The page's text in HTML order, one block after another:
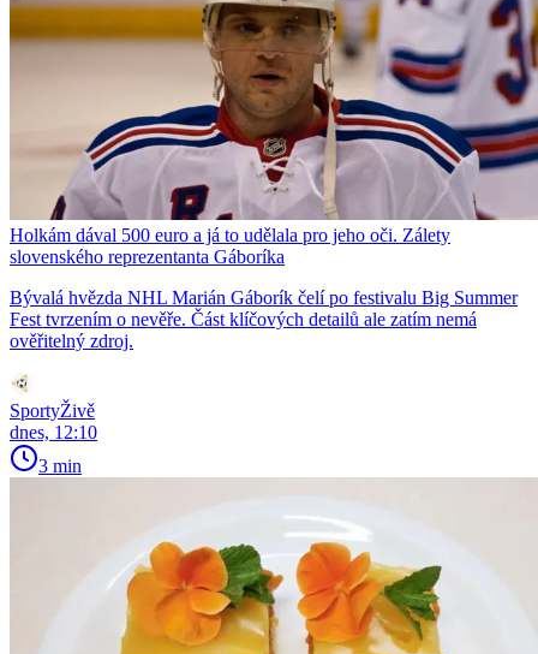
Holkám dával 500 euro a já to udělala pro jeho oči. Zálety
slovenského reprezentanta Gáboríka
Bývalá hvězda NHL Marián Gáborík čelí po festivalu Big Summer
Fest tvrzením o nevěře. Část klíčových detailů ale zatím nemá
ověřitelný zdroj.
SportyŽivě
dnes, 12:10
3 min